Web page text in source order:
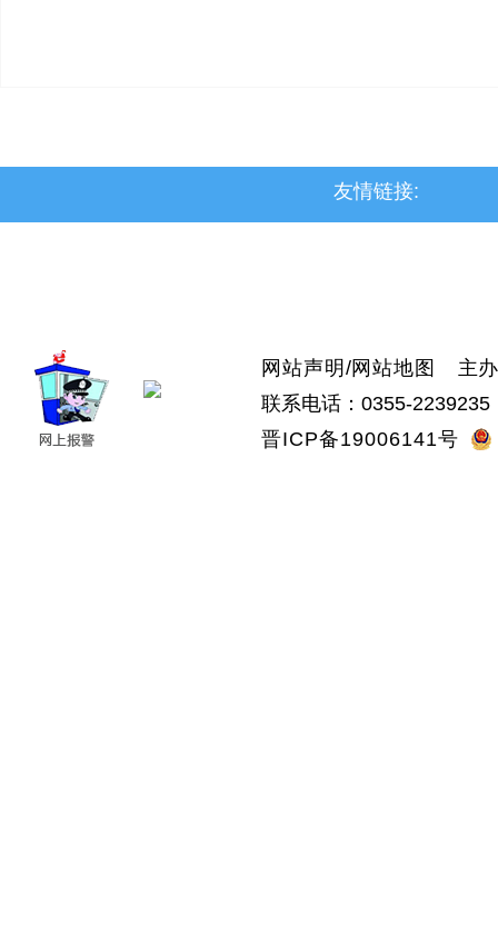
友情链接:
网站声明 /网站地图
主办
联系电话：0355-
晋ICP备19006141号